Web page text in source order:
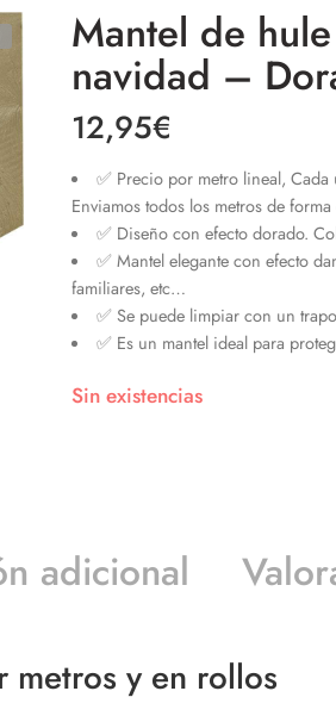
Mantel de
navidad –
12,95€
✅ Precio por metro lineal,
Enviamos todos los metros de
✅ Diseño con efecto dorado.
✅ Mantel elegante con efecto
familiares, etc…
✅ Se puede limpiar con un
✅ Es un mantel ideal para
Sin existencias
adicional
metros y en rollos